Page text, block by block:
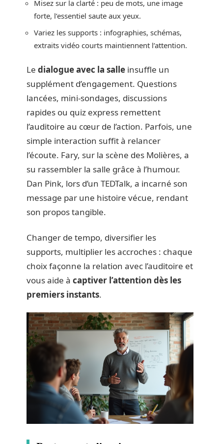
Misez sur la clarté : peu de mots, une image
forte, l’essentiel saute aux yeux.
Variez les supports : infographies, schémas,
extraits vidéo courts maintiennent l’attention.
Le dialogue avec la salle insuffle un
supplément d’engagement. Questions
lancées, mini-sondages, discussions
rapides ou quiz express remettent
l’auditoire au cœur de l’action. Parfois, une
simple interaction suffit à relancer
l’écoute. Fary, sur la scène des Molières, a
su rassembler la salle grâce à l’humour.
Dan Pink, lors d’un TEDTalk, a incarné son
message par une histoire vécue, rendant
son propos tangible.
Changer de tempo, diversifier les
supports, multiplier les accroches : chaque
choix façonne la relation avec l’auditoire et
vous aide à captiver l’attention dès les
premiers instants.